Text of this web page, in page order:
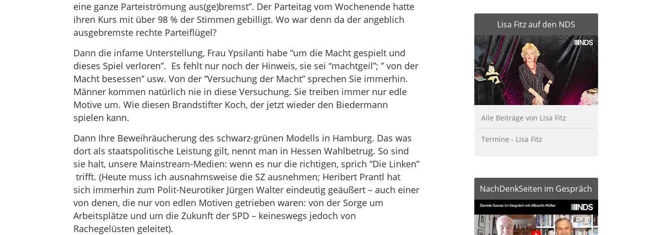
eine ganze Parteiströmung aus(ge)bremst”. Der Parteitag vom Wochenende hatte
ihren Kurs mit über 98 % der Stimmen gebilligt. Wo war denn da der angeblich
ausgebremste rechte Parteiflügel?
Dann die infame Unterstellung, Frau Ypsilanti habe “um die Macht gespielt und
dieses Spiel verloren”. Es fehlt nur noch der Hinweis, sie sei “machtgeil”; ” von der
Macht besessen” usw. Von der “Versuchung der Macht” sprechen Sie immerhin.
Männer kommen natürlich nie in diese Versuchung. Sie treiben immer nur edle
Motive um. Wie diesen Brandstifter Koch, der jetzt wieder den Biedermann
spielen kann.
Dann Ihre Beweihräucherung des schwarz-grünen Modells in Hamburg. Das was
dort als staatspolitische Leistung gilt, nennt man in Hessen Wahlbetrug. So sind
sie halt, unsere Mainstream-Medien: wenn es nur die richtigen, sprich “Die Linken”
trifft. (Heute muss ich ausnahmsweise die SZ ausnehmen; Heribert Prantl hat
sich immerhin zum Polit-Neurotiker Jürgen Walter eindeutig geäußert – auch einer
von denen, die nur von edlen Motiven getrieben waren: von der Sorge um
Arbeitsplätze und um die Zukunft der SPD – keineswegs jedoch von
Rachegelüsten geleitet).
Lisa Fitz auf den NDS
Alle Beiträge von Lisa Fitz
Termine - Lisa Fitz
NachDenkSeiten im Gespräch